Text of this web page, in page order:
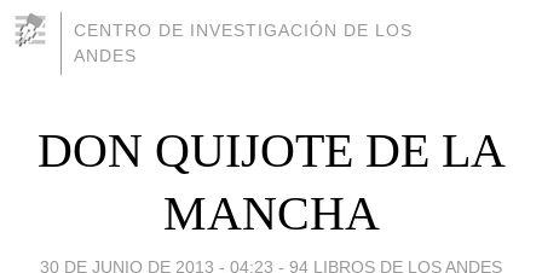
CENTRO DE INVESTIGACIÓN DE LOS
ANDES
DON QUIJOTE DE LA
MANCHA
30 DE JUNIO DE 2013 - 04:23 - 94 LIBROS DE LOS ANDES